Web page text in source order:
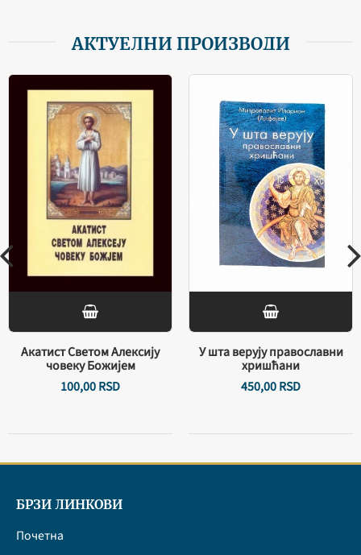
АКТУЕЛНИ ПРОИЗВОДИ
Акатист Светом Алексију
човеку Божијем
100,00RSD
У шта верују православни
хришћани
450,00RSD
БРЗИ ЛИНКОВИ
Почетна